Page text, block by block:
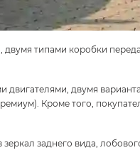
двумя типами коробки
двумя
Кроме того,
заднего вида,